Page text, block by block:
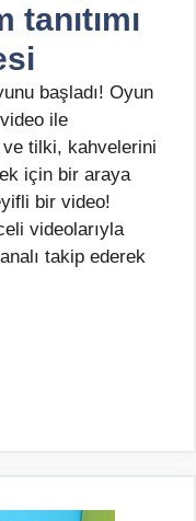
başladı! Oyun
ile
ve tilki, kahvelerini
için bir araya
bir video!
videolarıyla
takip ederek